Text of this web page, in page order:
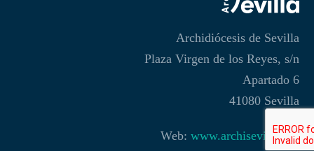
Archidiócesis de Sevilla
Plaza Virgen de los Reyes, s/n
Apartado 6
41080 Sevilla
Web: www.archisevilla.org